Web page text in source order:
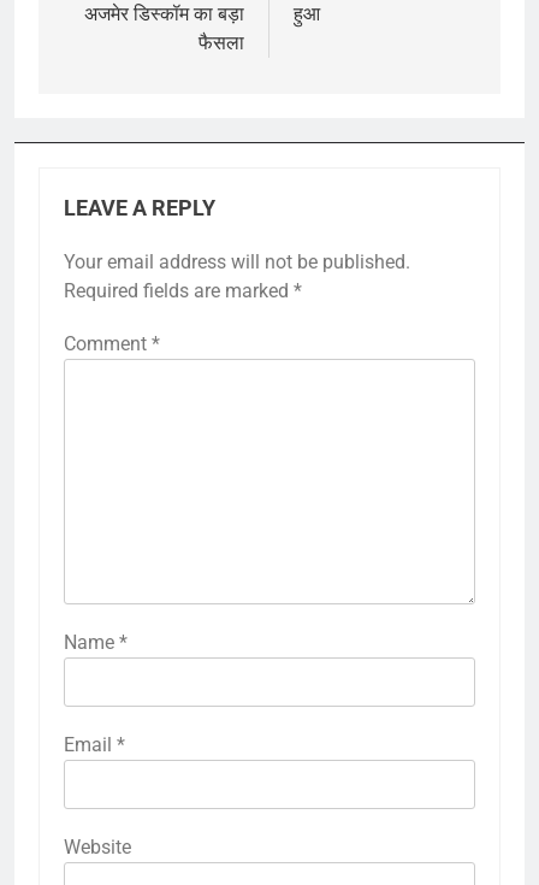
अजमेर डिस्कॉम का बड़ा
फैसला
हुआ
LEAVE A REPLY
Your email address will not be published.
Required fields are marked *
Comment *
Name *
Email *
Website